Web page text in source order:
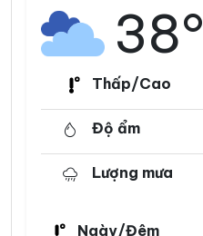
38°
Thấp/Cao
Độ ẩm
Lượng mưa
Ngày/Đêm